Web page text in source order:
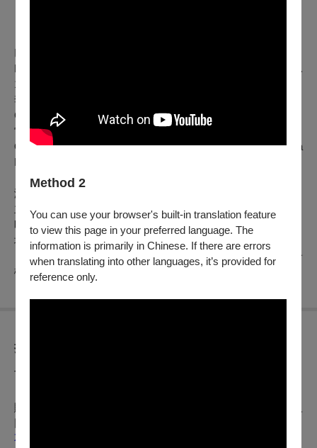
Method 2
You can use your browser's built-in translation feature
to view this page in your preferred language. The
information is primarily in Chinese. If there are errors
when translating into other languages, it’s provided for
reference only.
巴爾托克：第二號小提琴協奏曲
Béla Bartók (1881-1945): Violin Concerto No. 2, Sz. 112, BB.
117
李哲求：《王冠》
Chul-Gu Lee: ”Crown” for Orchestra
雷斯匹基：《羅馬之松》
Ottorino Respighi (1879-1936): ”Pini di Roma” for Orchestra
P.141
演前導聆
主講人：余濟倫
時 間:2025年5月20日 19:00-19:20
地 點:國家音樂廳 一樓大廳
※當日可自國家音樂廳地面層信義路側售票口（一號門）或一
樓信義路側坡道入口（四號門）進場
折扣方案
TPO40 周年系列套票
購買「TPO 40周年系列套票
同慶1場」
不限